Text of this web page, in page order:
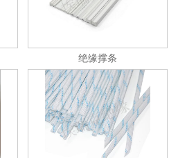
绝缘撑条